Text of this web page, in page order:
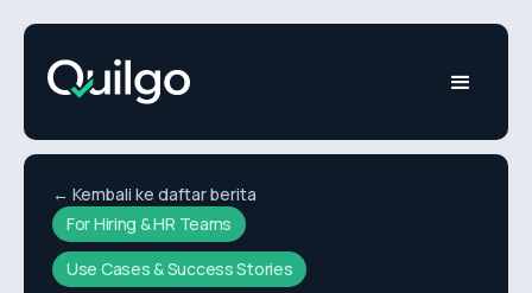
← Kembali ke daftar berita
For Hiring & HR Teams
Use Cases & Success Stories